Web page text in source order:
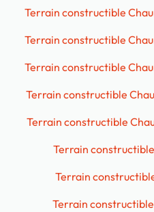
Terrain constructible
Terrain constructible
Terrain constructible
Terrain constructible
Terrain constructible
Terrain
Terrain
Terrain